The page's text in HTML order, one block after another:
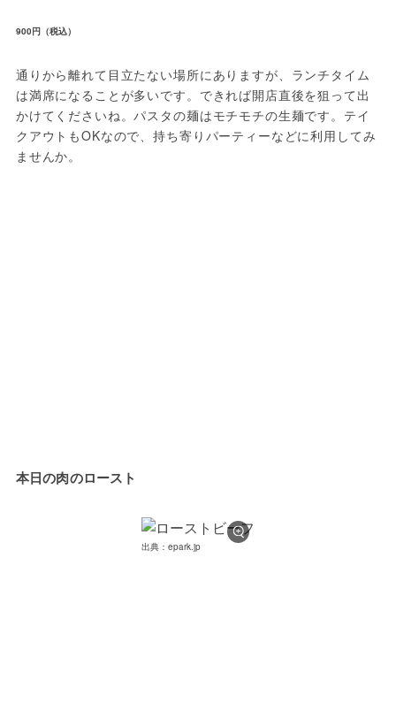
900円（税込）
通りから離れて目立たない場所にありますが、ランチタイム
は満席になることが多いです。できれば開店直後を狙って出
かけてくださいね。パスタの麺はモチモチの生麺です。テイ
クアウトもOKなので、持ち寄りパーティーなどに利用してみ
ませんか。
本日の肉のロースト
出典：epark.jp